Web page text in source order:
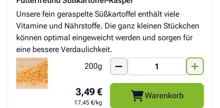
Unsere fein geraspelte Süßkartoffel enthält viele
Vitamine und Nährstoffe. Die ganz kleinen Stückchen
können optimal eingeweicht werden und sorgen für
eine bessere Verdaulichkeit.
200g
3,49 €
17,45 €/kg
Warenkorb